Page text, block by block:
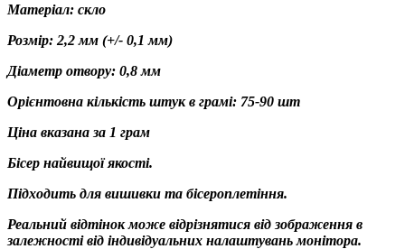
Матеріал: скло
Розмір: 2,2 мм (+/- 0,1 мм)
Діаметр отвору: 0,8 мм
Орієнтовна кількість штук в грамі: 75-90 шт
Ціна вказана за 1 грам
Бісер найвищої якості.
Підходить для вишивки та бісероплетіння.
Реальний відтінок може відрізнятися від зображення в
залежності від індивідуальних налаштувань монітора.